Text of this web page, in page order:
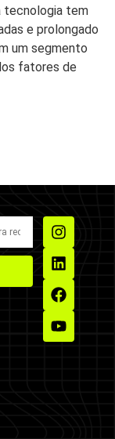
tecnologia tem
e prolongado
um segmento
fatores de